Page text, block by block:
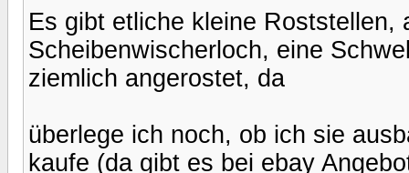
Es gibt etliche kleine
Scheibenwischerloch, eine
ziemlich angerostet, da
überlege ich noch, ob ich sie
kaufe (da gibt es bei ebay